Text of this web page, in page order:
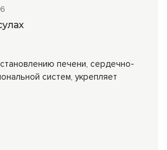
печени, сердечно-
систем, укрепляет